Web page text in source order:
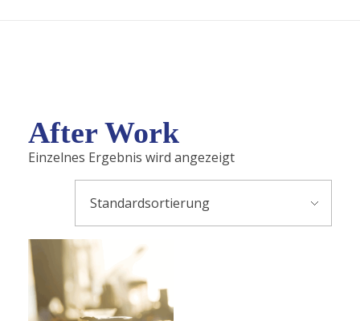
After Work
Einzelnes Ergebnis wird angezeigt